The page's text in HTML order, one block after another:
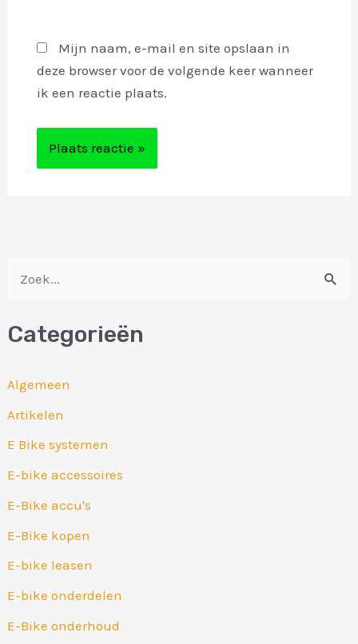
e
n
a
a
r
:
Categorieën
Algemeen
Artikelen
E Bike systemen
E-bike accessoires
E-Bike accu's
E-Bike kopen
E-bike leasen
E-bike onderdelen
E-Bike onderhoud
Mijn naam, e-mail en site opslaan in
deze browser voor de volgende keer wanneer
ik een reactie plaats.